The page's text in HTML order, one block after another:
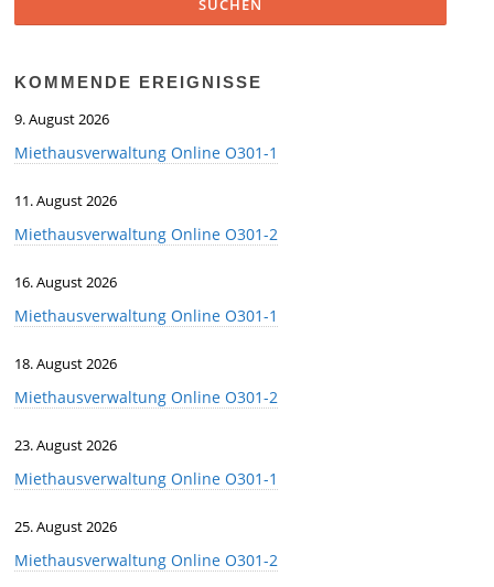
KOMMENDE EREIGNISSE
9. August 2026
Miethausverwaltung Online O301-1
11. August 2026
Miethausverwaltung Online O301-2
16. August 2026
Miethausverwaltung Online O301-1
18. August 2026
Miethausverwaltung Online O301-2
23. August 2026
Miethausverwaltung Online O301-1
25. August 2026
Miethausverwaltung Online O301-2